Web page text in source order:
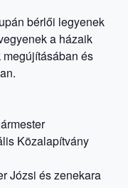
bérlői legyenek
a házaik
és
Közalapítvány
Józsi és zenekara